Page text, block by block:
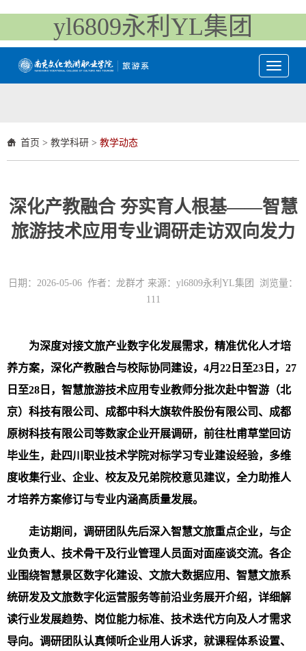
yl6809永利YL集团
Toggle
首页 > 教学科研 > 教学动态
深化产教融合 夯实育人根基——智慧
旅游技术应用专业调研走访双向发力
日期：2026-05-06 作者：龙群才 来源：yl6809永利YL集团 浏览量：
111
为深度对接文旅产业数字化发展需求，精准优化人才培
养方案，深化产教融合与校际协同建设，4月22日至23日，27
日至28日，智慧旅游技术应用专业教师分批次赴中智游（北
京）科技有限公司、成都中科大旗软件股份有限公司、成都
原树科技有限公司等数家企业开展调研，前往杜甫草堂回访
毕业生，赴四川职业技术学院对标学习专业建设经验，多维
度收集行业、企业、校友及兄弟院校意见建议，全力助推人
才培养方案修订与专业内涵高质量发展。
走访期间，调研团队先后深入智慧文旅重点企业，与企
业负责人、技术骨干及行业管理人员面对面座谈交流。各企
业围绕智慧景区数字化建设、文旅大数据应用、智慧文旅系
统研发及文旅数字化运营服务等前沿业务展开介绍，详细解
读行业发展趋势、岗位能力标准、技术迭代方向及人才需求
导向。调研团队认真倾听企业用人诉求，就课程体系设置、